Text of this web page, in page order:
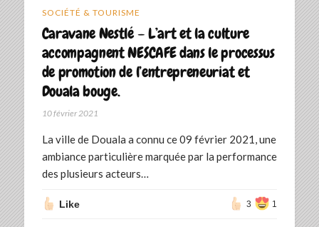
SOCIÉTÉ & TOURISME
Caravane Nestlé – L’art et la culture
accompagnent NESCAFE dans le processus
de promotion de l’entrepreneuriat et
Douala bouge.
10 février 2021
La ville de Douala a connu ce 09 février 2021, une
ambiance particulière marquée par la performance
des plusieurs acteurs…
Like 3 1